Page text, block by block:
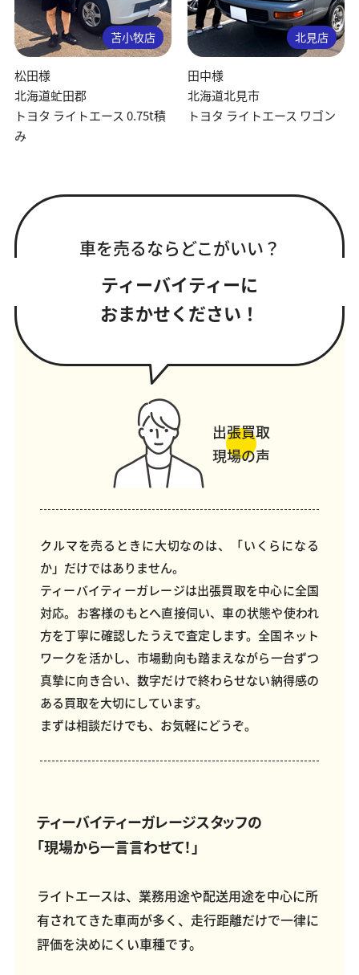
苫小牧店
松田様
北海道虻田郡
トヨタ ライトエース 0.75t積
み
北見店
田中様
北海道北見市
トヨタ ライトエース ワゴン
車を売るならどこがいい？
ティーバイティーに
おまかせください！
出張買取
現場の声
クルマを売るときに大切なのは、「いくらになる
か」だけではありません。
ティーバイティーガレージは出張買取を中心に全国
対応。お客様のもとへ直接伺い、車の状態や使われ
方を丁寧に確認したうえで査定します。全国ネット
ワークを活かし、市場動向も踏まえながら一台ずつ
真摯に向き合い、数字だけで終わらせない納得感の
ある買取を大切にしています。
まずは相談だけでも、お気軽にどうぞ。
ティーバイティーガレージスタッフの
「現場から一言言わせて！」
ライトエースは、業務用途や配送用途を中心に所
有されてきた車両が多く、走行距離だけで一律に
評価を決めにくい車種です。